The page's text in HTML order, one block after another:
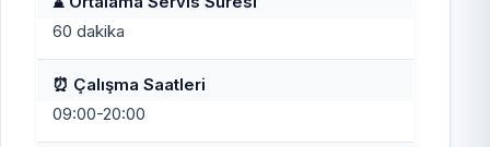
60 dakika
⏰ Çalışma Saatleri
09:00-20:00